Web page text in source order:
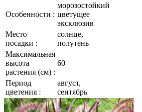
Особенности :
морозостойкий
цветущее
эксклюзив
Место
посадки :
солнце,
полутень
Максимальная
высота
растения (см) :
60
Период
цветения :
август,
сентябрь